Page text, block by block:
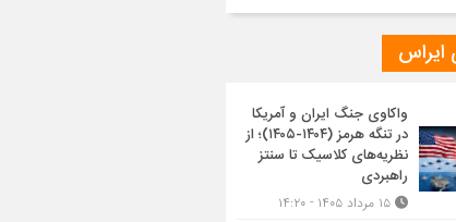
ایراس
واکاوی جنگ ایران و آمریکا
در تنگه هرمز (۱۴۰۴-۱۴۰۵)؛ از
نظریه‌های کلاسیک تا سنتز
راهبردی